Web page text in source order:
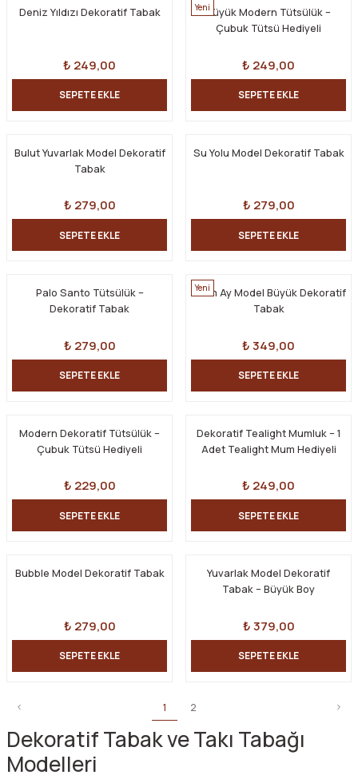
Deniz Yıldızı Dekoratif Tabak
₺ 249,00
SEPETE EKLE
YeniBüyük Modern Tütsülük –
Çubuk Tütsü Hediyeli
₺ 249,00
SEPETE EKLE
Bulut Yuvarlak Model Dekoratif
Tabak
₺ 279,00
SEPETE EKLE
Su Yolu Model Dekoratif Tabak
₺ 279,00
SEPETE EKLE
Palo Santo Tütsülük –
Dekoratif Tabak
₺ 279,00
SEPETE EKLE
Yeni
Yarım Ay Model Büyük Dekoratif
Tabak
₺ 349,00
SEPETE EKLE
Modern Dekoratif Tütsülük –
Çubuk Tütsü Hediyeli
₺ 229,00
SEPETE EKLE
Dekoratif Tealight Mumluk – 1
Adet Tealight Mum Hediyeli
₺ 249,00
SEPETE EKLE
Bubble Model Dekoratif Tabak
₺ 279,00
SEPETE EKLE
Yuvarlak Model Dekoratif
Tabak – Büyük Boy
₺ 379,00
SEPETE EKLE
1 2
Dekoratif Tabak ve Takı Tabağı
Modelleri